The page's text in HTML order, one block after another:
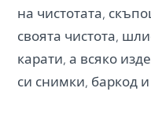
на чистотата,
своята чистота,
карати, а всяко
си снимки, баркод и